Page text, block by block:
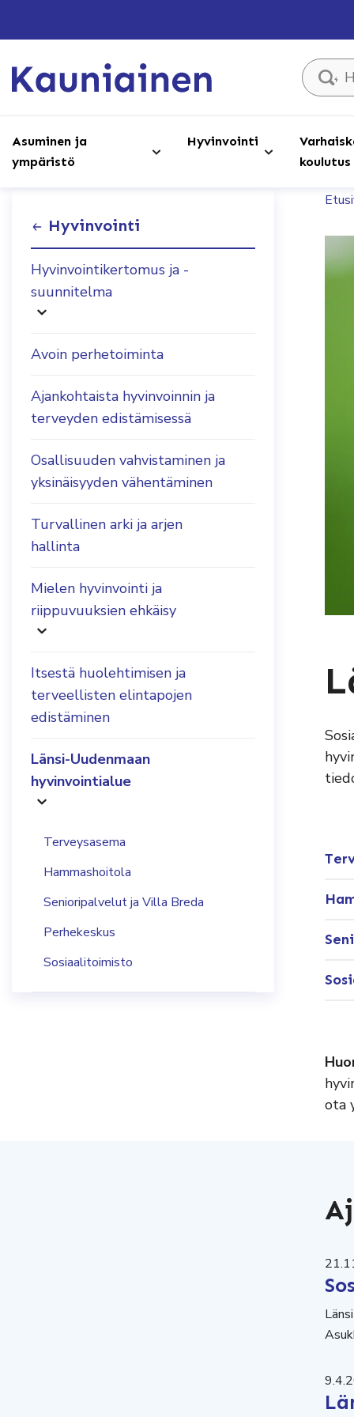
Hae
Asuminen ja
ympäristö
Hyvinvointi
koulutus
Hyvinvointi
Hyvinvointikertomus ja -
suunnitelma
Avoin perhetoiminta
Ajankohtaista hyvinvoinnin ja
terveyden edistämisessä
Osallisuuden vahvistaminen ja
yksinäisyyden vähentäminen
Turvallinen arki ja arjen
hallinta
Mielen hyvinvointi ja
riippuvuuksien ehkäisy
Itsestä huolehtimisen ja
terveellisten elintapojen
edistäminen
Länsi-Uudenmaan
hyvinvointialue
Terveysasema
Hammashoitola
Senioripalvelut ja Villa Breda
Perhekeskus
Sosiaalitoimisto
ota